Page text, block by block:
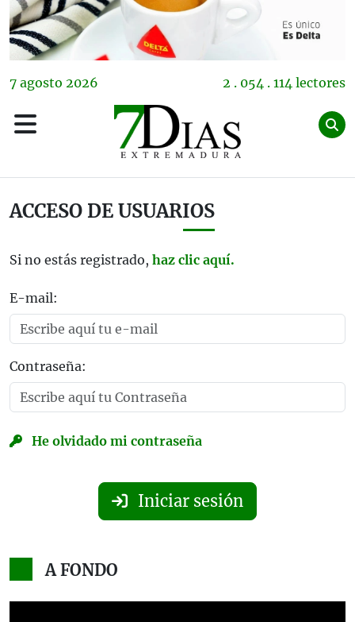
7 agosto 2026 2 . 054 . 114 lectores
ACCESO DE USUARIOS
Si no estás registrado, haz clic aquí.
E-mail:
Contraseña:
He olvidado mi contraseña
Iniciar sesión
A FONDO